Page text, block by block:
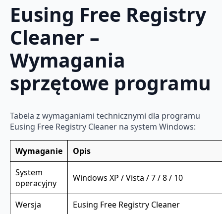
Eusing Free Registry
Cleaner –
Wymagania
sprzętowe programu
Tabela z wymaganiami technicznymi dla programu
Eusing Free Registry Cleaner na system Windows:
Wymaganie
Opis
System
operacyjny
Windows XP / Vista / 7 / 8 / 10
Wersja
Eusing Free Registry Cleaner